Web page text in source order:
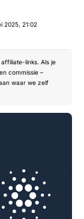
2025, 21:02
links. Als je
commissie –
waar we zelf